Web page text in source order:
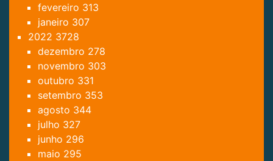
fevereiro 313
janeiro 307
2022 3728
dezembro 278
novembro 303
outubro 331
setembro 353
agosto 344
julho 327
junho 296
maio 295